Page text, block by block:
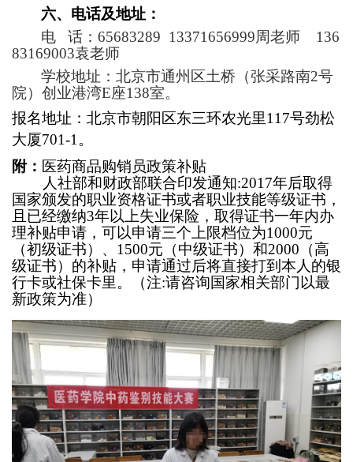
六、电话及地址：
电 话：65683289 13371656999周老师 136
83169003袁老师
学校地址：北京市通州区土桥（张采路南2号
院）创业港湾E座138室。
报名地址：北京市朝阳区东三环农光里117号劲松
大厦701-1。
附： 医药商品购销员政策补贴
人社部和财政部联合印发通知:2017年后取得
国家颁发的职业资格证书或者职业技能等级证书，
且已经缴纳3年以上失业保险，取得证书一年内办
理补贴申请，可以申请三个上限档位为1000元
（初级证书）、1500元（中级证书）和2000（高
级证书）的补贴，申请通过后将直接打到本人的银
行卡或社保卡里。（注:请咨询国家相关部门以最
新政策为准）